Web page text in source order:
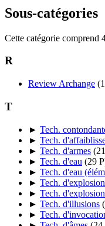
Sous-catégories
Cette catégorie comprend
R
Review Archange
T
► Tech.
► Tech.
► Tech. d'armes
► Tech. d'eau (29
► Tech. d'eau
► Tech. d'explosion
► Tech.
► Tech. d'illusions
► Tech.